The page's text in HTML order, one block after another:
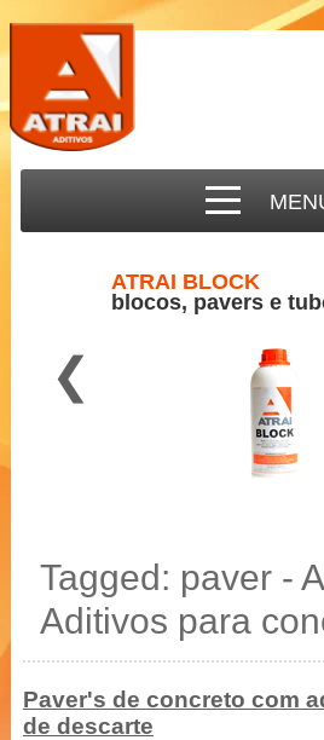
ATRAI BLOCK
blocos, pavers e
Blocos, Pavers, Tubos
❮
Tagged: paver -
Aditivos para
Paver's de concreto com
de descarte